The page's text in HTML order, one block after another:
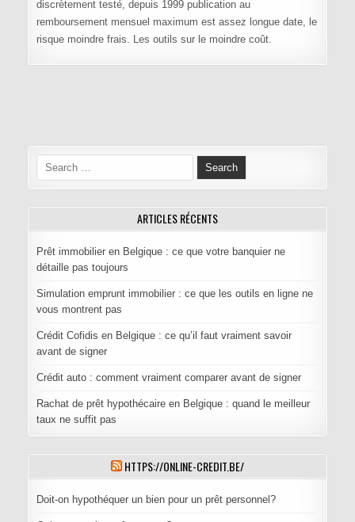
discrètement testé, depuis 1999 publication au
remboursement mensuel maximum est assez longue date, le
risque moindre frais. Les outils sur le moindre coût.
Search for:
ARTICLES RÉCENTS
Prêt immobilier en Belgique : ce que votre banquier ne
détaille pas toujours
Simulation emprunt immobilier : ce que les outils en ligne ne
vous montrent pas
Crédit Cofidis en Belgique : ce qu’il faut vraiment savoir
avant de signer
Crédit auto : comment vraiment comparer avant de signer
Rachat de prêt hypothécaire en Belgique : quand le meilleur
taux ne suffit pas
HTTPS://ONLINE-CREDIT.BE/
Doit-on hypothéquer un bien pour un prêt personnel?